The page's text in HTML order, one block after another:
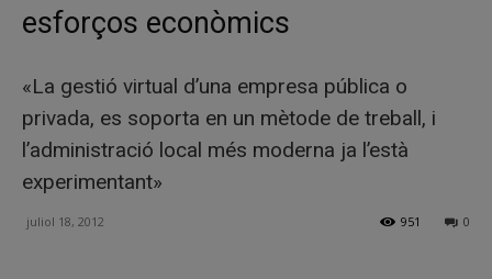
esforços econòmics
«La gestió virtual d’una empresa pública o
privada, es soporta en un mètode de treball, i
l’administració local més moderna ja l’està
experimentant»
juliol 18, 2012 0
951